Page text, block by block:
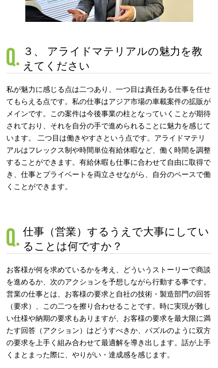
３、 アライドマテリアルの魅力を教
えてください
私が魅力に感じる点は二つあり、一つ目は責任ある仕事を任せ
てもらえる点です。私の仕事はアジア市場の車載案件の拡販が
メインです。この案件は今後事業の柱となっていくことが期待
されており、それを自分の手で進められることに魅力を感じて
います。 二つ目は働きやすさという点です。アライドマテリ
アルはフレックス制や時間単位有給休暇など、働く時間を調整
することができます。有給休暇も仕事に合わせて自由に取得で
き、仕事とプライベートを両立させながら、自分のペースで働
くことができます。
仕事（営業）するうえで大事にしてい
ることは何ですか？
お客様が何を求めているかを考え、どういうストーリーで商談
を進めるか、次のアクションを予想しながら行動する事です。
営業の仕事とは、お客様の要求と自社の技術・製造部門の回答
（要求）、この二つを擦り合わせることです。時に実現が難し
い仕様や納期の要求もありますが、お客様の要求を最大限に満
たす回答（アクション）はどうすべきか、パズルのように双方
の要求を上手く組み合わせて最適解を導き出します。話が上手
くまとまった際に、やりがい・達成感を感じます。